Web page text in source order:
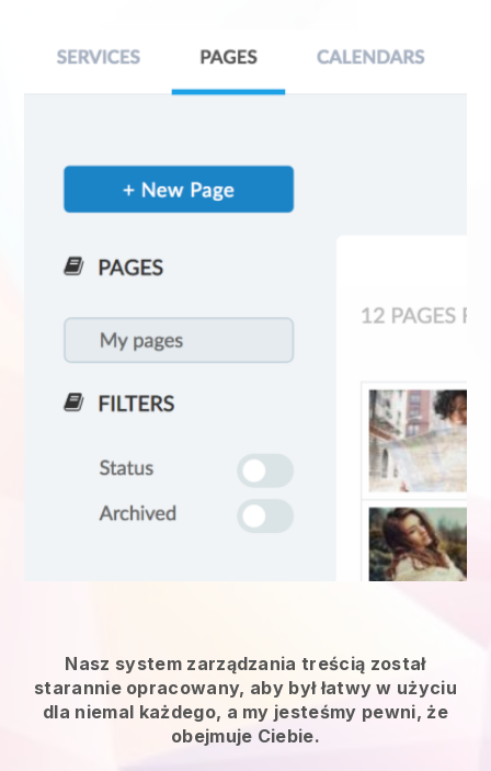
Nasz system zarządzania treścią został
starannie opracowany, aby był łatwy w użyciu
dla niemal każdego, a my jesteśmy pewni, że
obejmuje Ciebie.